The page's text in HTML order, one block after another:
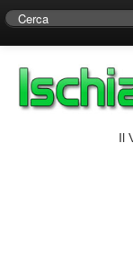
Centro di
Il